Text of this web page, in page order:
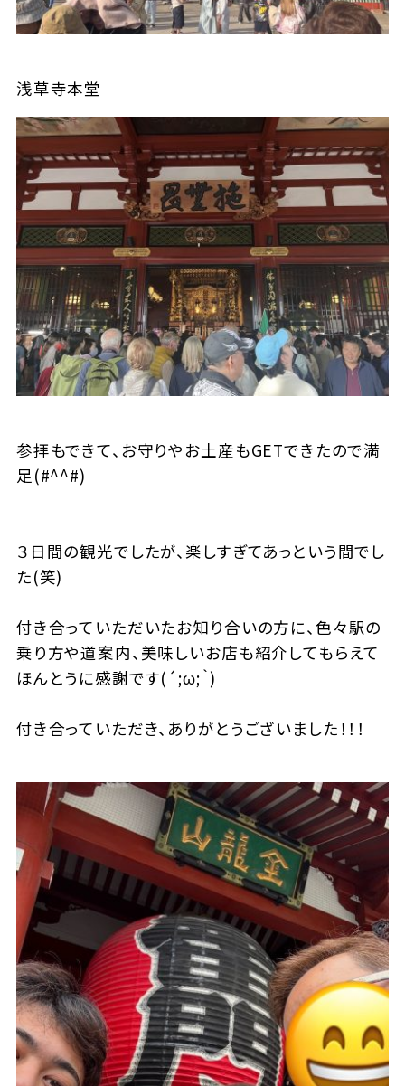
浅草寺本堂
参拝もできて、お守りやお土産もGETできたので満
足(#^^#)
３日間の観光でしたが、楽しすぎてあっという間でし
た(笑)
付き合っていただいたお知り合いの方に、色々駅の
乗り方や道案内、美味しいお店も紹介してもらえて
ほんとうに感謝です(´;ω;｀)
付き合っていただき、ありがとうございました！！！